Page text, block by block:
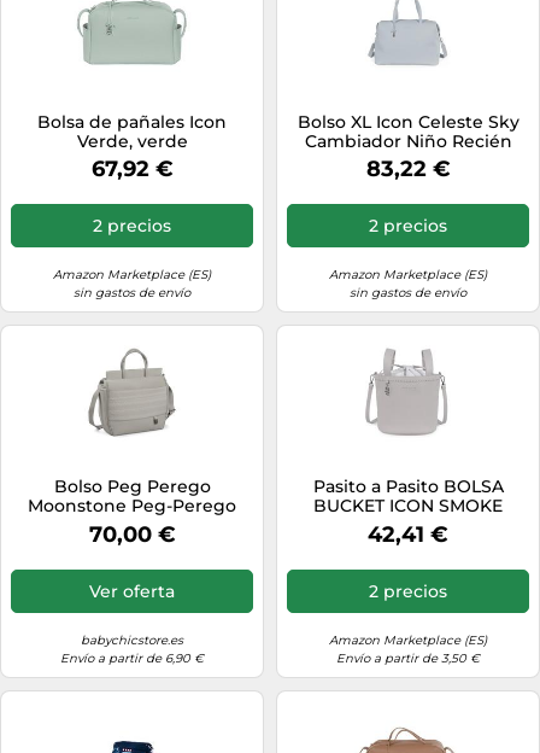
Bolsa de pañales Icon
Verde, verde
67,92 €
2 precios
Amazon Marketplace (ES)
sin gastos de envío
Bolso XL Icon Celeste Sky
Cambiador Niño Recién
Nacido Porta Pañales
Maleta Parto, azul celeste,
X-Large
83,22 €
2 precios
Amazon Marketplace (ES)
sin gastos de envío
Bolso Peg Perego
Moonstone Peg-Perego
70,00 €
Ver oferta
babychicstore.es
Envío a partir de 6,90 €
Pasito a Pasito BOLSA
BUCKET ICON SMOKE
42,41 €
2 precios
Amazon Marketplace (ES)
Envío a partir de 3,50 €